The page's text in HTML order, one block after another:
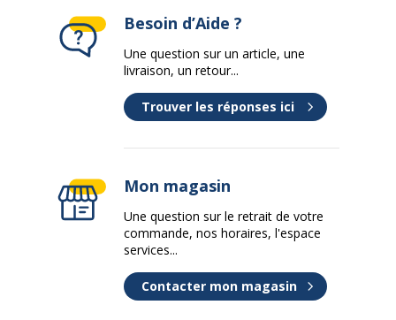
Besoin d’Aide ?
Une question sur un article, une
livraison, un retour...
Trouver les réponses ici
Mon magasin
Une question sur le retrait de votre
commande, nos horaires, l'espace
services...
Contacter mon magasin